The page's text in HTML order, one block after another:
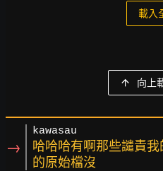
載入
向上
→
kawasau
哈哈哈有啊那些譴責
的原始檔沒